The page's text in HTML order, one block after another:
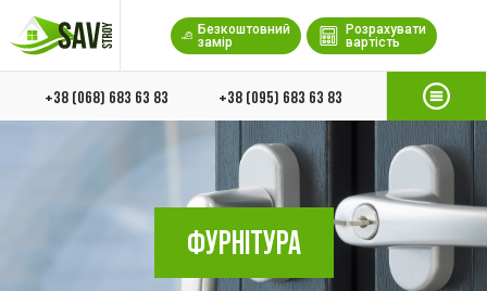
Безкоштовний
замір
Розрахувати
вартість
+38 (068) 683 63 83 +38 (095) 683 63 83
ФУРНІТУРА